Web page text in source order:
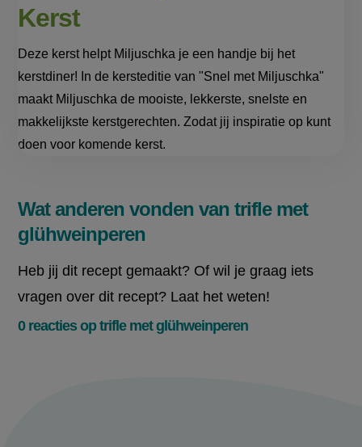
Kerst
Deze kerst helpt Miljuschka je een handje bij het
kerstdiner! In de kersteditie van "Snel met Miljuschka"
maakt Miljuschka de mooiste, lekkerste, snelste en
makkelijkste kerstgerechten. Zodat jij inspiratie op kunt
doen voor komende kerst.
Wat anderen vonden van trifle met
glühweinperen
Heb jij dit recept gemaakt? Of wil je graag iets
vragen over dit recept? Laat het weten!
0 reacties op trifle met glühweinperen